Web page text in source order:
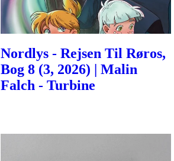
Nordlys - Rejsen Til Røros,
Bog 8 (3, 2026) | Malin
Falch - Turbine